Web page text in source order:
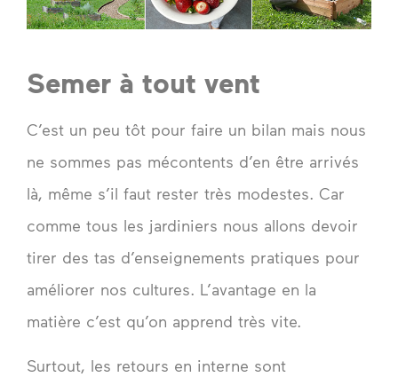
Semer à tout vent
C’est un peu tôt pour faire un bilan mais nous
ne sommes pas mécontents d’en être arrivés
là, même s’il faut rester très modestes. Car
comme tous les jardiniers nous allons devoir
tirer des tas d’enseignements pratiques pour
améliorer nos cultures. L’avantage en la
matière c’est qu’on apprend très vite.
Surtout, les retours en interne sont